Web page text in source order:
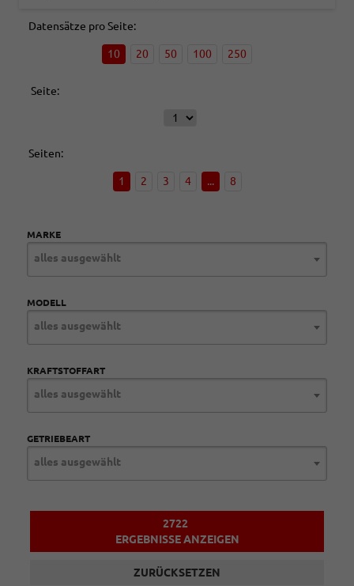
Datensätze pro Seite:
10 20 50 100 250
Seite:
Seiten:
1 2 3 4 ... 8
MARKE
alles ausgewählt
MODELL
alles ausgewählt
KRAFTSTOFFART
alles ausgewählt
GETRIEBEART
alles ausgewählt
2722
ERGEBNISSE ANZEIGEN
ZURÜCKSETZEN